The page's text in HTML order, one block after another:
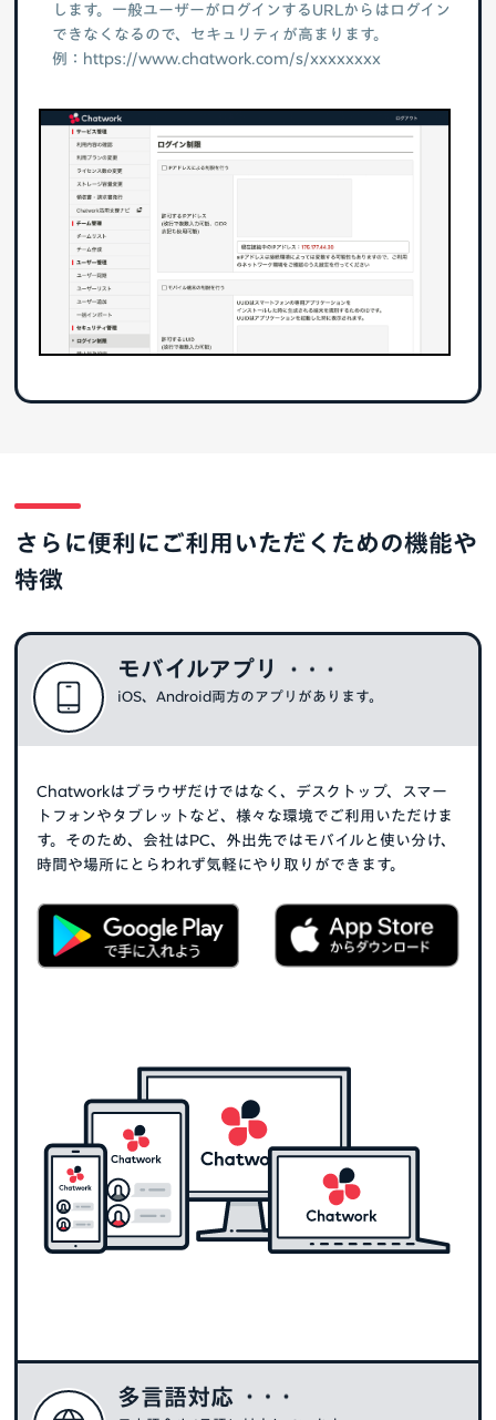
します。一般ユーザーがログインするURLからはログイン
できなくなるので、セキュリティが高まります。
例：https://www.chatwork.com/s/xxxxxxxx
さらに便利にご利用いただくための機能や
特徴
モバイルアプリ
iOS、Android両方のアプリがあります。
Chatworkはブラウザだけではなく、デスクトップ、スマー
トフォンやタブレットなど、様々な環境でご利用いただけま
す。そのため、会社はPC、外出先ではモバイルと使い分け、
時間や場所にとらわれず気軽にやり取りができます。
多言語対応